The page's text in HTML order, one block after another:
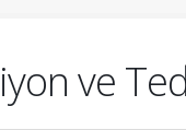
ve